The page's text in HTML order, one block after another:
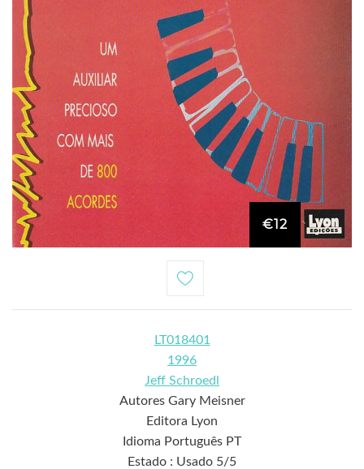
€12
LT018401
1996
Jeff Schroedl
Autores Gary Meisner
Editora Lyon
Idioma Português PT
Estado : Usado 5/5